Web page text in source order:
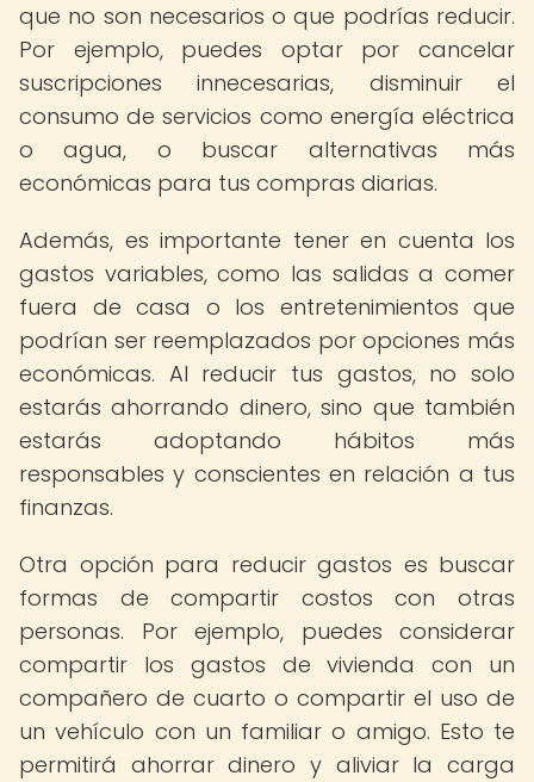
que no son necesarios o que podrías reducir.
Por ejemplo, puedes optar por cancelar
suscripciones innecesarias, disminuir el
consumo de servicios como energía eléctrica
o agua, o buscar alternativas más
económicas para tus compras diarias.
Además, es importante tener en cuenta los
gastos variables, como las salidas a comer
fuera de casa o los entretenimientos que
podrían ser reemplazados por opciones más
económicas. Al reducir tus gastos, no solo
estarás ahorrando dinero, sino que también
estarás adoptando hábitos más
responsables y conscientes en relación a tus
finanzas.
Otra opción para reducir gastos es buscar
formas de compartir costos con otras
personas. Por ejemplo, puedes considerar
compartir los gastos de vivienda con un
compañero de cuarto o compartir el uso de
un vehículo con un familiar o amigo. Esto te
permitirá ahorrar dinero y aliviar la carga